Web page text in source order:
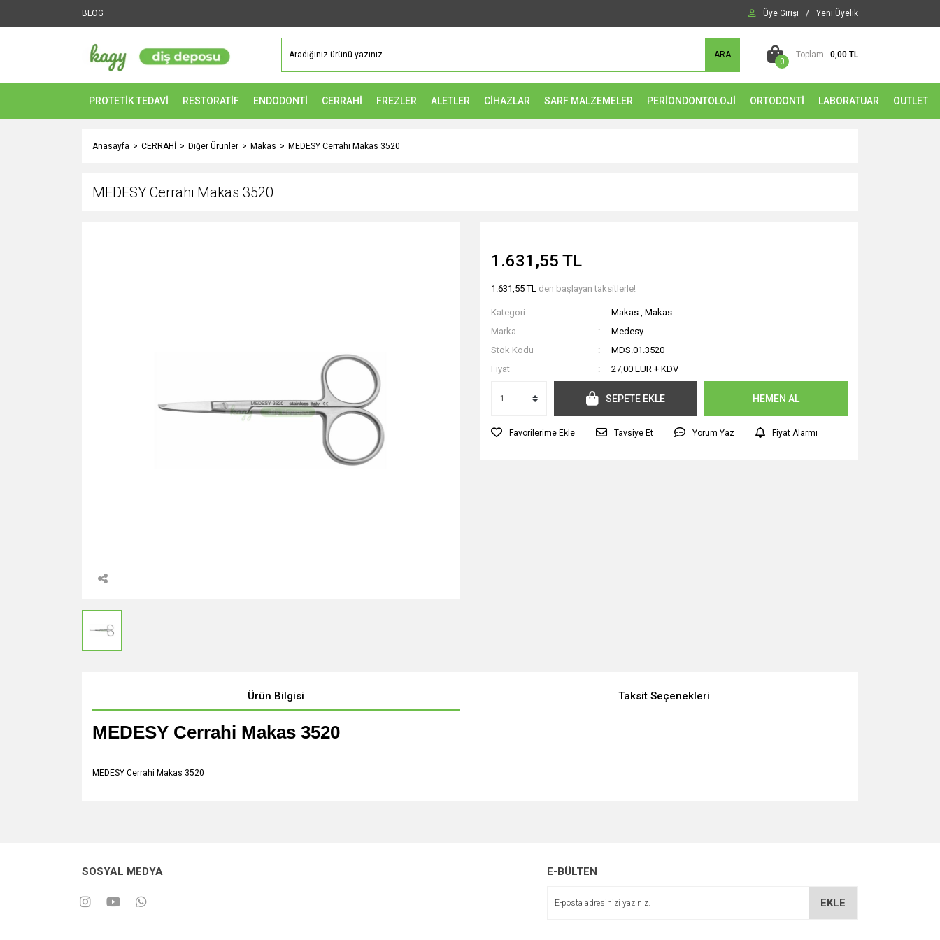
BLOG Üye Girişi / Yeni Üyelik
ARA
0
Toplam - 0,00 TL
PROTETİK TEDAVİ RESTORATİF ENDODONTİ CERRAHİ FREZLER ALETLER CİHAZLAR SARF MALZEMELER PERİONDONTOLOJİ ORTODONTİ LABORATUAR OUTLET
Anasayfa CERRAHİ Diğer Ürünler Makas MEDESY Cerrahi Makas 3520
MEDESY Cerrahi Makas 3520
1.631,55 TL
1.631,55 TL den başlayan taksitlerle!
Kategori Makas , Makas
Marka
Medesy
Stok Kodu
MDS.01.3520
Fiyat
27,00 EUR + KDV
SEPETE EKLE HEMEN AL
Tavsiye Et Yorum Yaz Fiyat Alarmı
Ürün Bilgisi Taksit Seçenekleri
MEDESY Cerrahi Makas 3520
MEDESY Cerrahi Makas 3520
SOSYAL MEDYA E-BÜLTEN
EKLE